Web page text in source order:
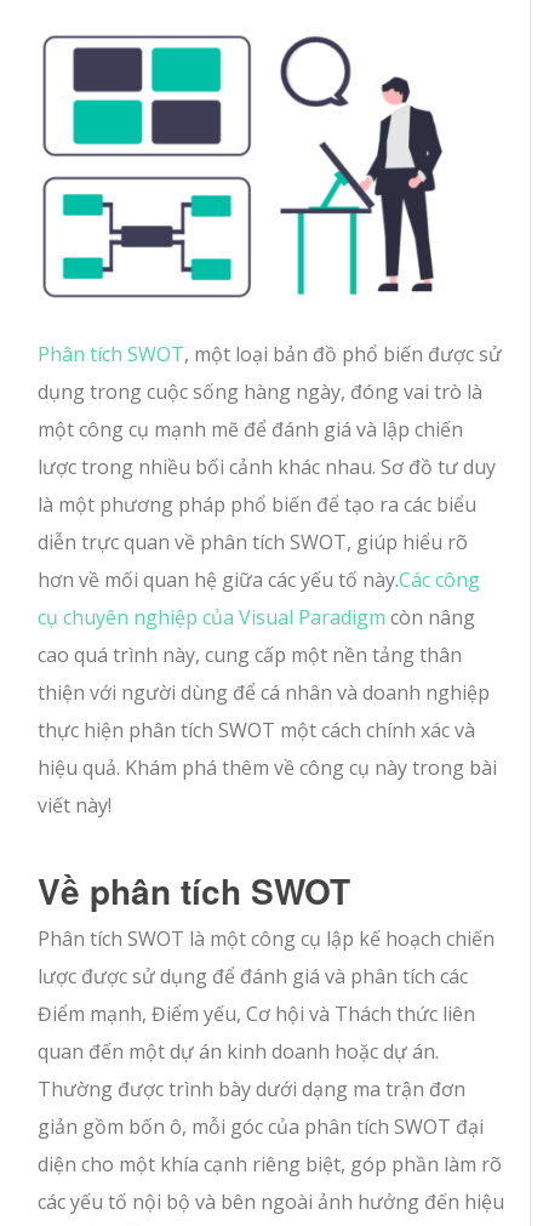
Phân tích SWOT, một loại bản đồ phổ biến được sử
dụng trong cuộc sống hàng ngày, đóng vai trò là
một công cụ mạnh mẽ để đánh giá và lập chiến
lược trong nhiều bối cảnh khác nhau. Sơ đồ tư duy
là một phương pháp phổ biến để tạo ra các biểu
diễn trực quan về phân tích SWOT, giúp hiểu rõ
hơn về mối quan hệ giữa các yếu tố này.Các công
cụ chuyên nghiệp của Visual Paradigm còn nâng
cao quá trình này, cung cấp một nền tảng thân
thiện với người dùng để cá nhân và doanh nghiệp
thực hiện phân tích SWOT một cách chính xác và
hiệu quả. Khám phá thêm về công cụ này trong bài
viết này!
Về phân tích SWOT
Phân tích SWOT là một công cụ lập kế hoạch chiến
lược được sử dụng để đánh giá và phân tích các
Điểm mạnh, Điểm yếu, Cơ hội và Thách thức liên
quan đến một dự án kinh doanh hoặc dự án.
Thường được trình bày dưới dạng ma trận đơn
giản gồm bốn ô, mỗi góc của phân tích SWOT đại
diện cho một khía cạnh riêng biệt, góp phần làm rõ
các yếu tố nội bộ và bên ngoài ảnh hưởng đến hiệu